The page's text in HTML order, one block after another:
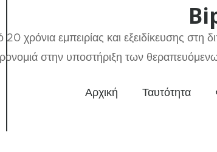
χρόνια εμπειρίας και εξειδίκευσης στη
στην υποστήριξη των
Αρχική Ταυτότητα